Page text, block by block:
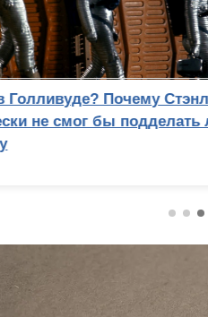
Лучший процессор под
AM4 против LGA 1700